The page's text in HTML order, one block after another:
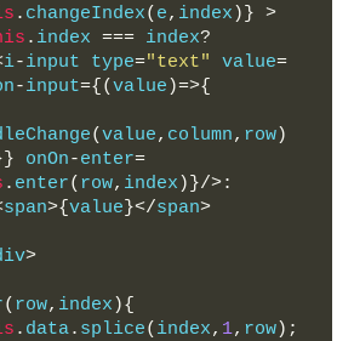
. changeIndex( e, index )} >
. index === index?
i-input type="text" value=
-input={(value )=>{
(value, column, row)
onOn-enter=
. enter( row, index )}/>:
span>{value }</span>
>
( row, index ){
. data. splice( index, 1, row);